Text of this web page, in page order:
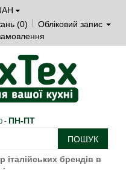
(0)
Обліковий запис
- ПН-ПТ
ПОШУК
брендів в